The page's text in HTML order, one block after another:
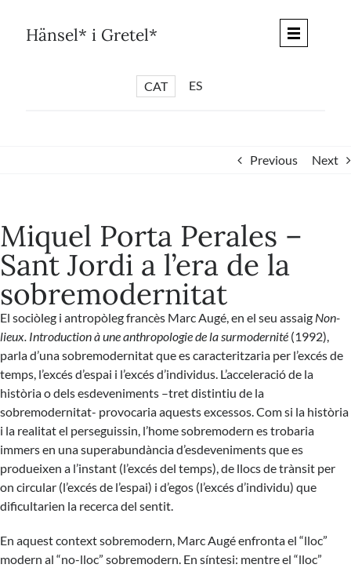
content
Hänsel* i Gretel*
CAT ES
*PISTES LITERÀRIES
* SÈRIE CULTURAL
*DIARI DEL DIA DESPRÉS
*QUIOSC HÄNSEL* i GRETEL*
*UNIVERS HÄNSEL* i GRETEL*
Previous Next
Miquel Porta Perales –
Sant Jordi a l’era de la
sobremodernitat
El sociòleg i antropòleg francès Marc Augé, en el seu assaig Non-
lieux. Introduction à une anthropologie de la surmodernité (1992),
parla d’una sobremodernitat que es caracteritzaria per l’excés de
temps, l’excés d’espai i l’excés d’individus. L’acceleració de la
història o dels esdeveniments –tret distintiu de la
sobremodernitat- provocaria aquests excessos. Com si la història
i la realitat el perseguissin, l’home sobremodern es trobaria
immers en una superabundància d’esdeveniments que es
produeixen a l’instant (l’excés del temps), de llocs de trànsit per
on circular (l’excés de l’espai) i d’egos (l’excés d’individu) que
dificultarien la recerca del sentit.
En aquest context sobremodern, Marc Augé enfronta el “lloc”
modern al “no-lloc” sobremodern. En síntesi: mentre el “lloc”